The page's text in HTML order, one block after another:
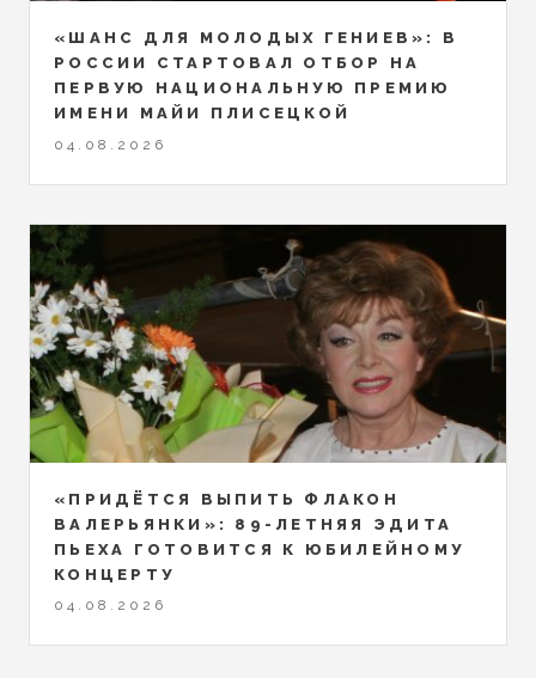
«ШАНС ДЛЯ МОЛОДЫХ ГЕНИЕВ»: В
РОССИИ СТАРТОВАЛ ОТБОР НА
ПЕРВУЮ НАЦИОНАЛЬНУЮ ПРЕМИЮ
ИМЕНИ МАЙИ ПЛИСЕЦКОЙ
04.08.2026
«ПРИДЁТСЯ ВЫПИТЬ ФЛАКОН
ВАЛЕРЬЯНКИ»: 89-ЛЕТНЯЯ ЭДИТА
ПЬЕХА ГОТОВИТСЯ К ЮБИЛЕЙНОМУ
КОНЦЕРТУ
04.08.2026